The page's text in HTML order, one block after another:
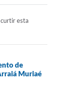
esta
de
Muriaé